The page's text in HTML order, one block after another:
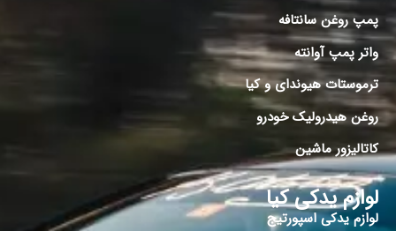
پمپ روغن سانتافه
واتر پمپ آوانته
ترموستات هیوندای و کیا
روغن هیدرولیک خودرو
کاتالیزور ماشین
لوازم یدکی کیا
لوازم یدکی اسپورتیج